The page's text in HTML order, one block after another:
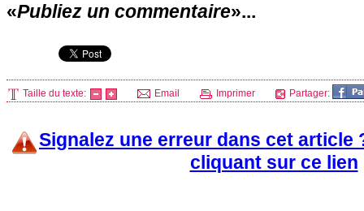
«Publiez un commentaire»...
Taille du texte: Email Imprimer Partager:
Signalez une erreur dans cet article
cliquant sur ce lien